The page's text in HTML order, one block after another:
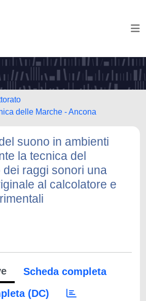
delle Marche - Ancona
suono in ambienti
la tecnica del
raggi sonori una
al calcolatore e
Scheda completa
(DC)